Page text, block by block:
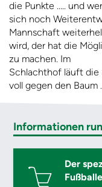
die Punkte ….. und wer
sich noch
Mannschaft
wird, der hat die
zu machen. Im
Schlachthof läuft die
voll gegen den Baum
Informationen
Der